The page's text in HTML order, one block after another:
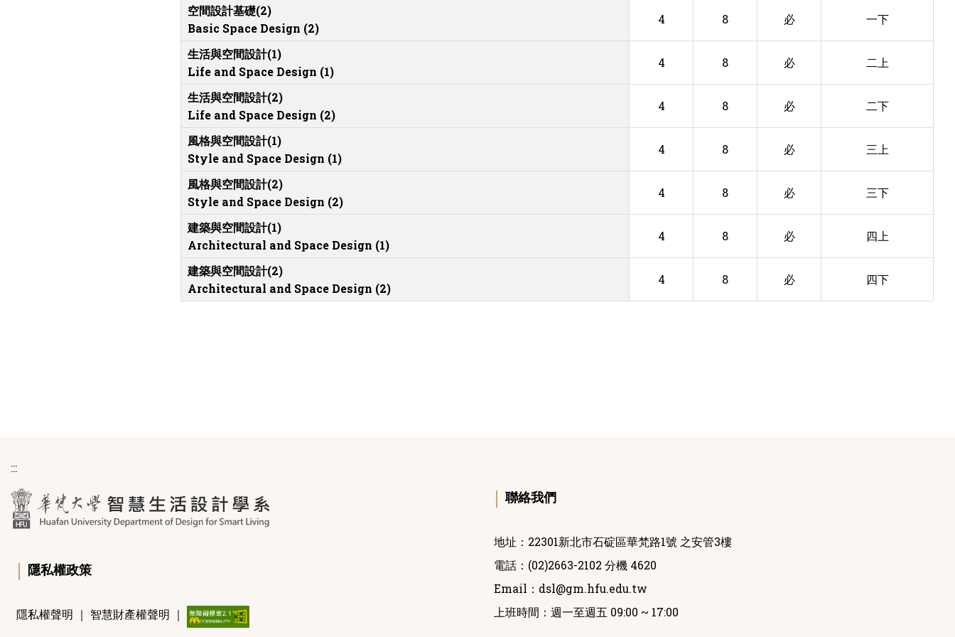
空間設計基礎(2)
Basic Space Design (2)
4 8 必 一下
生活與空間設計(1)
Life and Space Design (1)
4 8 必 二上
生活與空間設計(2)
Life and Space Design (2)
4 8 必 二下
風格與空間設計(1)
Style and Space Design (1)
4 8 必 三上
風格與空間設計(2)
Style and Space Design (2)
4 8 必 三下
建築與空間設計(1)
Architectural and Space Design (1)
4 8 必 四上
建築與空間設計(2)
Architectural and Space Design (2)
4 8 必 四下
:::
｜ 隱私權政策
隱私權聲明 ｜ 智慧財產權聲明 ｜
｜ 聯絡我們
地址：22301新北市石碇區華梵路1號 之安管3樓
電話：(02)2663-2102 分機 4620
Email： dsl@gm.hfu.edu.tw
上班時間：週一至週五 09:00 ~ 17:00